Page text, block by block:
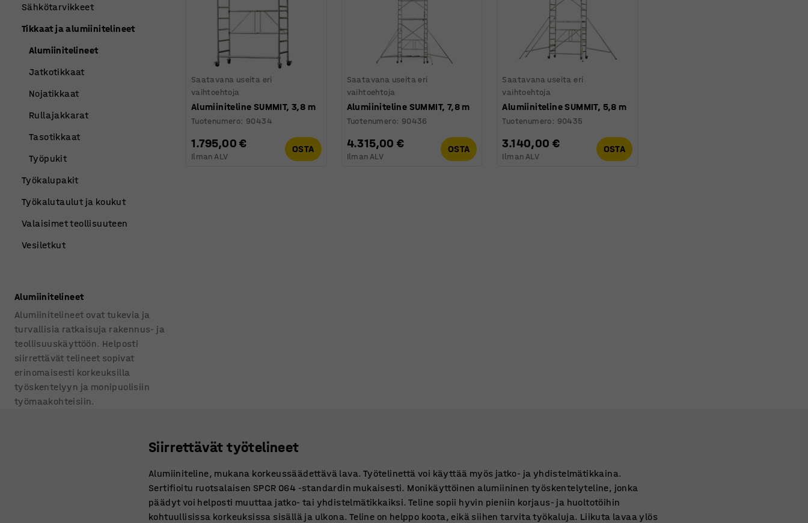
Saatavana useita eri
vaihtoehtoja
Alumiiniteline SUMMIT, 3,8 m
Tuotenumero: 90434
1.795,00 €
Ilman ALV
OSTA
Saatavana useita eri
vaihtoehtoja
Alumiiniteline SUMMIT, 7,8 m
Tuotenumero: 90436
4.315,00 €
Ilman ALV
OSTA
Saatavana useita eri
vaihtoehtoja
Alumiiniteline SUMMIT, 5,8 m
Tuotenumero: 90435
3.140,00 €
Ilman ALV
OSTA
Sähkötarvikkeet
Tikkaat ja alumiinitelineet
Alumiinitelineet
Jatkotikkaat
Nojatikkaat
Rullajakkarat
Tasotikkaat
Työpukit
Työkalupakit
Työkalutaulut ja koukut
Valaisimet teollisuuteen
Vesiletkut
Alumiinitelineet
Alumiinitelineet ovat tukevia ja
turvallisia ratkaisuja rakennus- ja
teollisuuskäyttöön. Helposti
siirrettävät telineet sopivat
erinomaisesti korkeuksilla
työskentelyyn ja monipuolisiin
työmaakohteisiin.
Siirrettävät työtelineet
Alumiiniteline, mukana korkeussäädettävä lava. Työtelinettä voi käyttää myös jatko- ja yhdistelmätikkaina.
Sertifioitu ruotsalaisen SPCR 064 -standardin mukaisesti. Monikäyttöinen alumiininen työskentelyteline, jonka
päädyt voi helposti muuttaa jatko- tai yhdistelmätikkaiksi. Teline sopii hyvin pieniin korjaus- ja huoltotöihin
kohtuullisissa korkeuksissa sisällä ja ulkona. Teline on helppo koota, eikä siihen tarvita työkaluja. Liikuta lavaa ylös